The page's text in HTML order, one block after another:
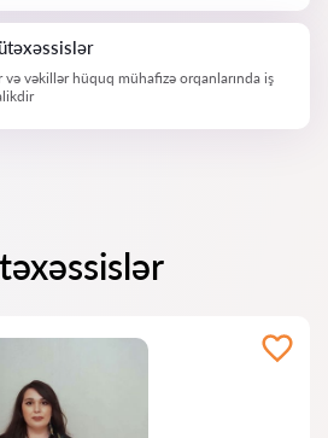
və vəkillər hüquq mühafizə orqanlarında iş